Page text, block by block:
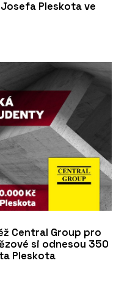
Mythos 2Gether
par - Franke
Pleskota ve
Central Group pro
si odnesou 350
Pleskota